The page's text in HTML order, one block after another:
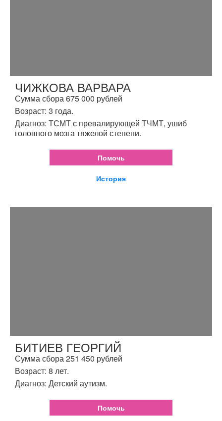
ЧИЖКОВА ВАРВАРА
Сумма сбора 675 000 рублей
Возраст: 3 года.
Диагноз: ТСМТ с превалирующей ТЧМТ, ушиб
головного мозга тяжелой степени.
Помочь
История
БИТИЕВ ГЕОРГИЙ
Сумма сбора 251 450 рублей
Возраст: 8 лет.
Диагноз: Детский аутизм.
Помочь